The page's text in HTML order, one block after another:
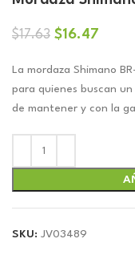
$17.63 El
original
era:
$17.63.
$16.47
es:
La mordaza Shimano
para quienes buscan
de mantener y con la
SKU: JV03489